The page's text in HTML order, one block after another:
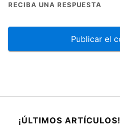
RECIBA UNA RESPUESTA
¡ÚLTIMOS ARTÍCULOS!